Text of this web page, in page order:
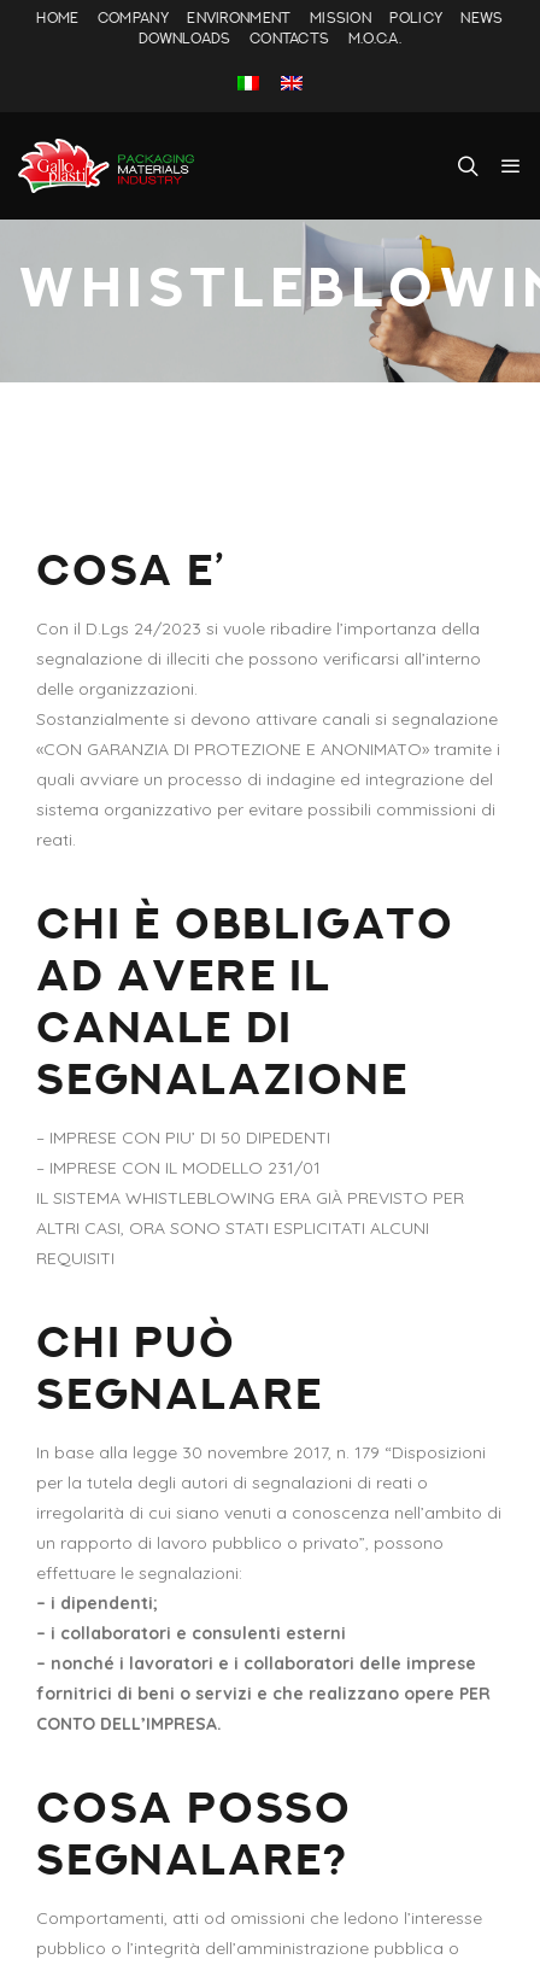
HOME COMPANY ENVIRONMENT MISSION POLICY
NEWS
DOWNLOADS
CONTACTS M.O.C.A.
COSA E’
Con il D.Lgs 24/2023 si vuole ribadire l’importanza della
segnalazione di illeciti che possono verificarsi all’interno
delle organizzazioni.
Sostanzialmente si devono attivare canali si segnalazione
«CON GARANZIA DI PROTEZIONE E ANONIMATO» tramite i
quali avviare un processo di indagine ed integrazione del
sistema organizzativo per evitare possibili commissioni di
reati.
CHI È OBBLIGATO
AD AVERE IL
CANALE DI
SEGNALAZIONE
– IMPRESE CON PIU’ DI 50 DIPEDENTI
– IMPRESE CON IL MODELLO 231/01
IL SISTEMA WHISTLEBLOWING ERA GIÀ PREVISTO PER
ALTRI CASI, ORA SONO STATI ESPLICITATI ALCUNI
REQUISITI
CHI PUÒ
SEGNALARE
In base alla legge 30 novembre 2017, n. 179 “Disposizioni
per la tutela degli autori di segnalazioni di reati o
irregolarità di cui siano venuti a conoscenza nell’ambito di
un rapporto di lavoro pubblico o privato”, possono
effettuare le segnalazioni:
– i dipendenti;
– i collaboratori e consulenti esterni
– nonché i lavoratori e i collaboratori delle imprese
fornitrici di beni o servizi e che realizzano opere PER
CONTO DELL’IMPRESA.
COSA POSSO
SEGNALARE?
Comportamenti, atti od omissioni che ledono l’interesse
pubblico o l’integrità dell’amministrazione pubblica o